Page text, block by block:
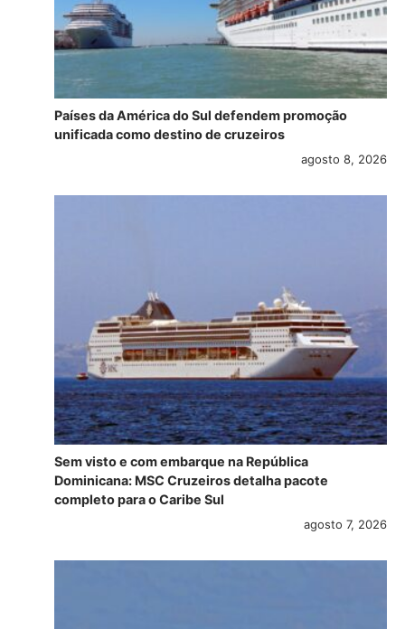
Países da América do Sul defendem promoção
unificada como destino de cruzeiros
agosto 8, 2026
Sem visto e com embarque na República
Dominicana: MSC Cruzeiros detalha pacote
completo para o Caribe Sul
agosto 7, 2026